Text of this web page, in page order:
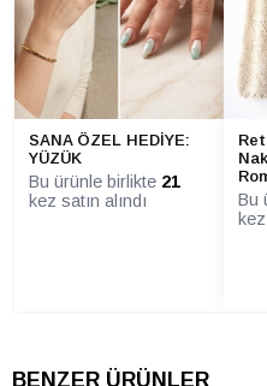
SANA ÖZEL HEDİYE:
YÜZÜK
Bu ürünle birlikte 21
kez satın alındı
Bu
BENZER ÜRÜNLER